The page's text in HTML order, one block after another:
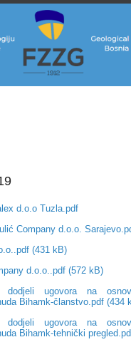
d.o.o Tuzla.pdf
Company d.o.o.
(431 kB)
d.o.o..pdf (572 kB)
dodjeli ugovora na
Bihamk-članstvo.pdf (434
dodjeli ugovora na
Bihamk-tehnički